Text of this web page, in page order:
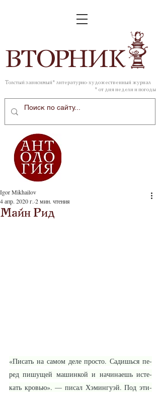
ВТОРНИК
Толстый зависимый* литературно-художественный журнал
* от дня недели и погоды
Майн Рид
Igor Mikhailov
4 апр. 2020 г. 2 мин. чтения
«Пи­сать на са­мом де­ле прос­то. Са­дишь­ся пе­
ред пи­шу­щей ма­шин­кой и на­чи­на­ешь ис­те­
кать кровью». — пи­сал Хэ­мин­гу­эй. Под эти­